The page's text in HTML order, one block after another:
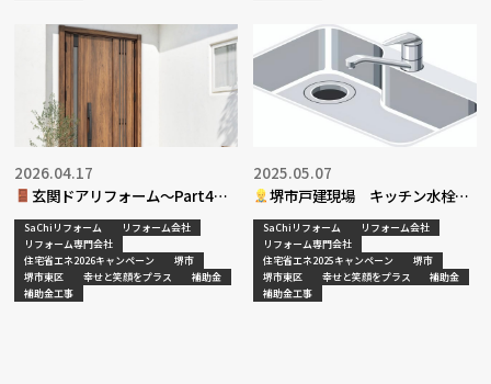
玄関ドアリフォーム～Part4～
2026.04.17
SaChiリフォーム
リフォーム会社
リフォーム専門会社
住宅省エネ2026キャンペーン
堺市
堺市東区
幸せと笑顔をプラス
補助金
補助金工事
堺市戸建現場 キッチン水栓交
換工事決定
2025.05.07
SaChiリフォーム
リフォーム会社
リフォーム専門会社
住宅省エネ2025キャンペーン
堺市
堺市東区
幸せと笑顔をプラス
補助金
補助金工事